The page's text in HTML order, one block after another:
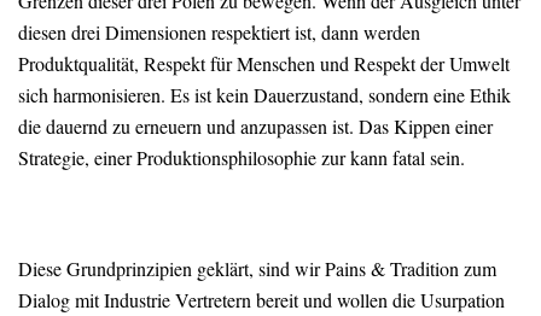
diesen drei Dimensionen respektiert ist, dann werden
Produktqualität, Respekt für Menschen und Respekt der Umwelt
sich harmonisieren. Es ist kein Dauerzustand, sondern eine Ethik
die dauernd zu erneuern und anzupassen ist. Das Kippen einer
Strategie, einer Produktionsphilosophie zur kann fatal sein.
Diese Grundprinzipien geklärt, sind wir Pains & Tradition zum
Dialog mit Industrie Vertretern bereit und wollen die Usurpation